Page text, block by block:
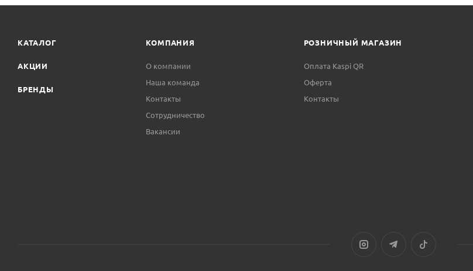
КАТАЛОГ
АКЦИИ
БРЕНДЫ
КОМПАНИЯ
О компании
Наша команда
Контакты
Сотрудничество
Вакансии
РОЗНИЧНЫЙ МАГАЗИН
Оплата Kaspi QR
Оферта
Контакты